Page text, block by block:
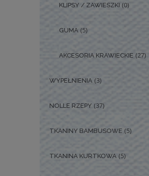
KLIPSY / ZAWIESZKI (0)
GUMA (5)
AKCESORIA KRAWIECKIE (27)
WYPEŁNIENIA (3)
NOLLE RZEPY (37)
TKANINY BAMBUSOWE (5)
TKANINA KURTKOWA (5)